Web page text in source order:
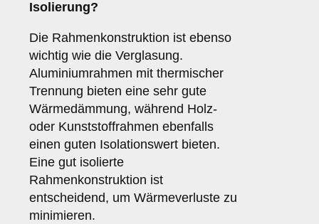
Isolierung?
Die Rahmenkonstruktion ist ebenso
wichtig wie die Verglasung.
Aluminiumrahmen mit thermischer
Trennung bieten eine sehr gute
Wärmedämmung, während Holz-
oder Kunststoffrahmen ebenfalls
einen guten Isolationswert bieten.
Eine gut isolierte
Rahmenkonstruktion ist
entscheidend, um Wärmeverluste zu
minimieren.